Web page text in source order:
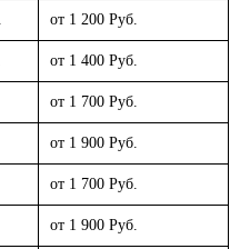
от 1 200 Руб.
от 1 400 Руб.
от 1 700 Руб.
от 1 900 Руб.
от 1 700 Руб.
от 1 900 Руб.